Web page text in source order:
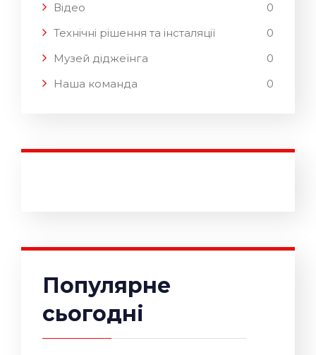
Відео
0
Технічні рішення та інсталяції
0
Музей діджеїнга
0
Наша команда
0
Популярне
сьогодні